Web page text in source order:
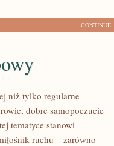
CONTINUE
niż tylko regularne
dobre samopoczucie
tematyce stanowi
ruchu – zarówno